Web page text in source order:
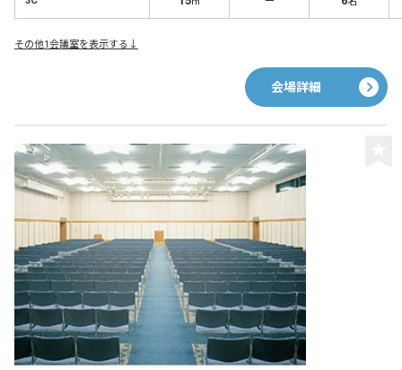
その他1会議室を表示する↓
会場詳細